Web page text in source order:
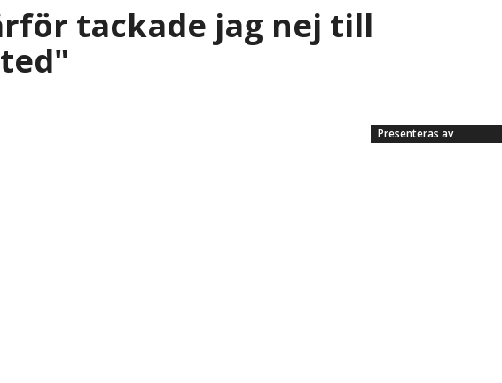
tackade jag nej till
Presenteras av